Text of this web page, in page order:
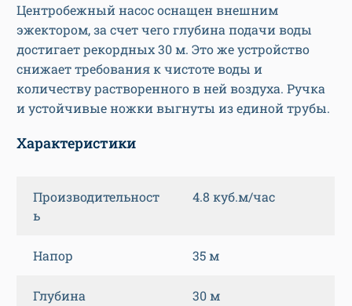
Центробежный насос оснащен внешним
эжектором, за счет чего глубина подачи воды
достигает рекордных 30 м. Это же устройство
снижает требования к чистоте воды и
количеству растворенного в ней воздуха. Ручка
и устойчивые ножки выгнуты из единой трубы.
Характеристики
Производительност
ь
4.8 куб.м/час
Напор 35 м
Глубина
30 м